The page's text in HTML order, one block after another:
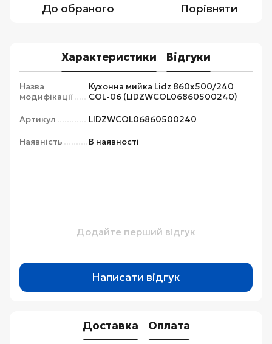
До обраного Порівняти
Характеристики Відгуки
Назва
модифікації
Кухонна мийка Lidz 860х500/240
COL-06 (LIDZWCOL06860500240)
Артикул LIDZWCOL06860500240
Наявність В наявності
Додайте перший відгук
Написати відгук
Доставка Оплата